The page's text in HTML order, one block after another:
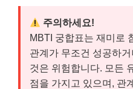
주의하세요!
MBTI 궁합표는 재미로
관계가 무조건 성공하
것은 위험합니다. 모든
점을 가지고 있으며, 관